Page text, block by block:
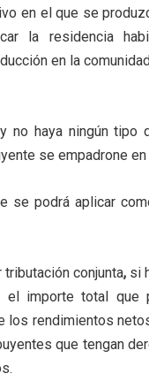
en el que se
la residencia
en la
no haya ningún
se empadrone
se podrá aplicar
tributación conjunta, si
el importe total que
los rendimientos
que tengan